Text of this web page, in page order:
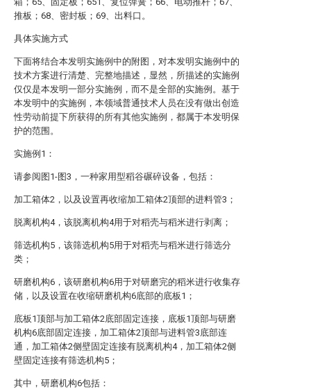
推板；68、密封板；69、出料口。
具体实施方式
下面将结合本发明实施例中的附图，对本发明实施例中的
技术方案进行清楚、完整地描述，显然，所描述的实施例
仅仅是本发明一部分实施例，而不是全部的实施例。基于
本发明中的实施例，本领域普通技术人员在没有做出创造
性劳动前提下所获得的所有其他实施例，都属于本发明保
护的范围。
实施例1：
请参阅图1-图3，一种家用型稻谷碾碎设备，包括：
加工箱体2，以及设置再收缩加工箱体2顶部的进料管3；
脱离机构4，该脱离机构4用于对稻壳与稻米进行剥离；
筛选机构5，该筛选机构5用于对稻壳与稻米进行筛选分
类；
研磨机构6，该研磨机构6用于对研磨完的稻米进行收集存
储，以及设置在收缩研磨机构6底部的底板1；
底板1顶部与加工箱体2底部固定连接，底板1顶部与研磨
机构6底部固定连接，加工箱体2顶部与进料管3底部连
通，加工箱体2侧壁固定连接有脱离机构4，加工箱体2侧
壁固定连接有筛选机构5；
其中，研磨机构6包括：